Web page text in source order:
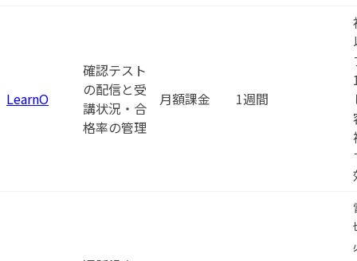
LearnO
確認テスト
の配信と受
講状況・合
格率の管理
月額課金 1週間